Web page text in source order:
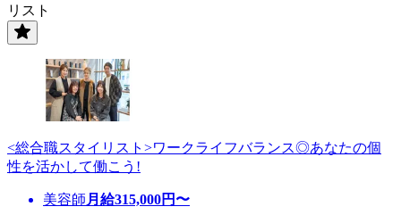
リスト
<総合職スタイリスト>ワークライフバランス◎あなたの個
性を活かして働こう!
美容師 月給315,000円〜